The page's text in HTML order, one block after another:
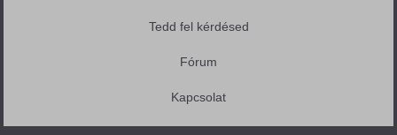
Tedd fel kérdésed
Fórum
Kapcsolat